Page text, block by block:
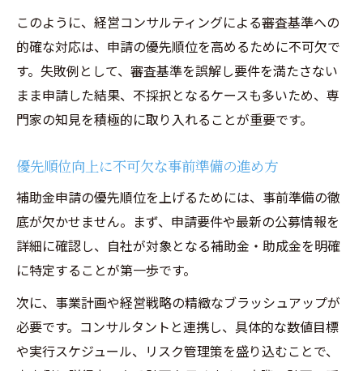
このように、経営コンサルティングによる審査基準への
的確な対応は、申請の優先順位を高めるために不可欠で
す。失敗例として、審査基準を誤解し要件を満たさない
まま申請した結果、不採択となるケースも多いため、専
門家の知見を積極的に取り入れることが重要です。
優先順位向上に不可欠な事前準備の進め方
補助金申請の優先順位を上げるためには、事前準備の徹
底が欠かせません。まず、申請要件や最新の公募情報を
詳細に確認し、自社が対象となる補助金・助成金を明確
に特定することが第一歩です。
次に、事業計画や経営戦略の精緻なブラッシュアップが
必要です。コンサルタントと連携し、具体的な数値目標
や実行スケジュール、リスク管理策を盛り込むことで、